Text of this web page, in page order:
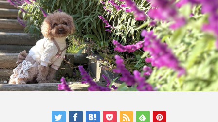
トップページ
人気の記事ランキング
メンバー
会社概要
プライバシーポリシー